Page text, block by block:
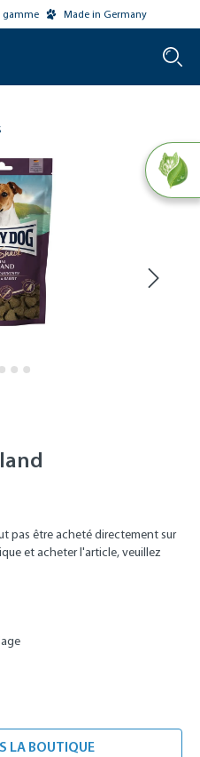
gamme Made in Germany
pas être acheté directement sur
et acheter l'article, veuillez
LA BOUTIQUE